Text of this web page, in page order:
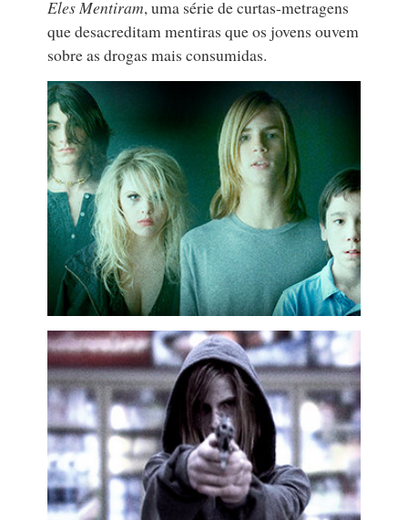
Eles Mentiram, uma série de curtas-metragens
que desacreditam mentiras que os jovens ouvem
sobre as drogas mais consumidas.